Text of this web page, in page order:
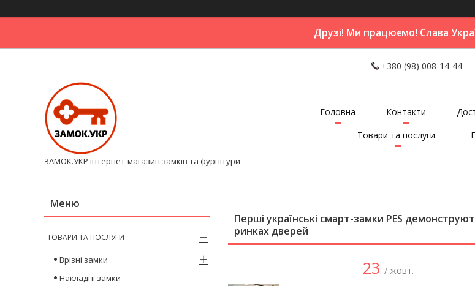
Друзі! Ми працюємо! Слава
+380 (98) 008-14-44
ЗАМОК.УКР інтернет-магазин замків та фурнітури
Головна Контакти
Товари та послуги
Перші українські смарт-замки PES
ринках дверей
23 / жовт.
ТОВАРИ ТА ПОСЛУГИ
Врізні замки
Накладні замки